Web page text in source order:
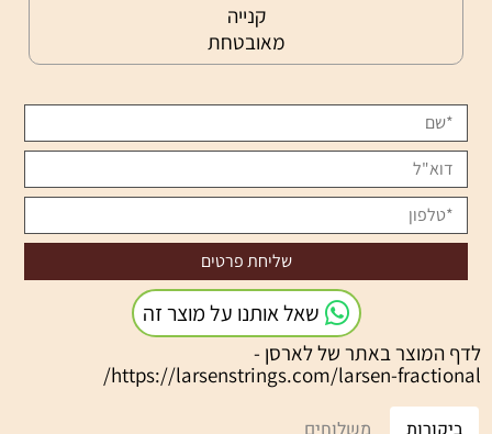
קנייה
מאובטחת
שאל אותנו על מוצר זה
לדף המוצר באתר של לארסן -
https://larsenstrings.com/larsen-fractional/